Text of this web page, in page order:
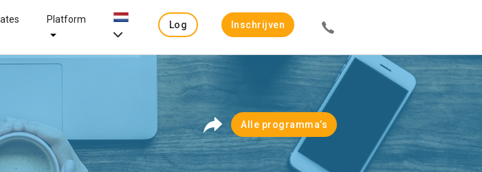
Platform
Log
Inschrijven
Alle programma’s